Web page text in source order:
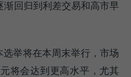
渐回归到利差交易和高市早
选举将在本周末举行，市场
将会达到更高水平，尤其